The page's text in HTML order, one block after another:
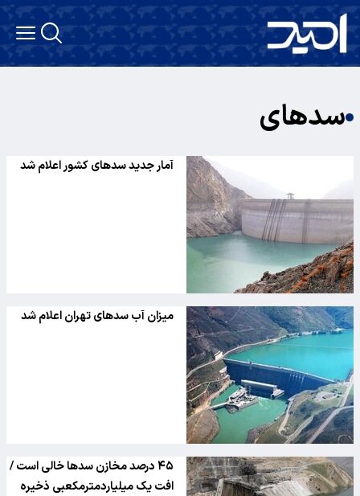
سدهای
آمار جدید سدهای کشور اعلام شد
میزان آب سدهای تهران اعلام شد
۴۵ درصد مخازن سدها خالی است /
افت یک میلیاردمترمکعبی ذخیره